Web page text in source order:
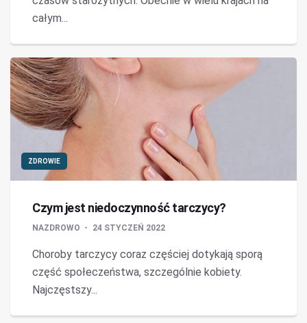
całym...
ZDROWIE
Czym jest niedoczynność tarczycy?
NAZDROWO 24 STYCZEŃ 2022
Choroby tarczycy coraz częściej dotykają sporą
część społeczeństwa, szczególnie kobiety.
Najczęstszy...